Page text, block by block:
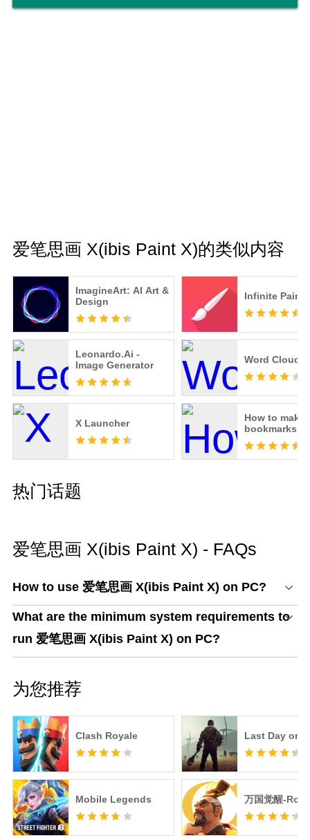
绘制的延续可以使用CLIP STUDIO PAINT绘制）
度计划 / 年度计划) 合同。
高级会员可以使用高级功能。初次使用时才能享受
为期7天或30天的免费试用。成为高级会员后，即可
使用以下功能和服务。
- 20GB 云端存储容量
- 无广告
- 隐藏视频上的水印
- 无限使用矢量工具(*1)
- 在矢量层上移动和缩放
- 优享滤镜
- Prime 调整层
- 在我的画廊中重新排列艺术品
- 优享素材
- 优享字体
* 成为免费试用的高级会员会员后，若未在免费的试
用期结束前至少提前24小时取消高级会员，则会被
* 未来我们将添加高级功能，敬请期待。
*关于数据收集
- 仅当您使用或将要使用 SonarPen 时, 应用程序才
地方。
*关于问题和麻烦
审核中的问题，错误报告无法确认和通信，因此请
联系ibis Paint支持人员。
https://ssl.ibis.ne.jp/en/support/Entry?svid=25
*ibisPaint 服务条款
https://ibispaint.com/agreement.jsp
爱笔思画 X(ibis Paint X)的类似内容
ImagineArt: AI Art &
Design
Infinite
Leonardo.Ai -
Image Generator
Word Cloud
X Launcher
How to make
bookmarks
热门话题
爱笔思画 X(ibis Paint X) - FAQs
How to use 爱笔思画 X(ibis Paint X) on PC?
What are the minimum system requirements to
run 爱笔思画 X(ibis Paint X) on PC?
为您推荐
Clash Royale Last Day on
Mobile Legends 万国觉醒-RoK